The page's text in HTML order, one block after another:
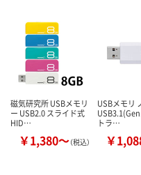
磁気研究所 USBメモリ
ー USB2.0 スライド式
HID…
￥1,380～（税込）
USBメモリ
トラ…
￥